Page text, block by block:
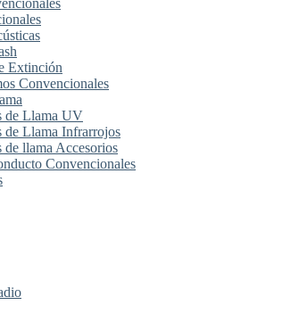
Extinción
Convencionales
de Llama UV
de Llama Infrarrojos
de llama Accesorios
Convencionales